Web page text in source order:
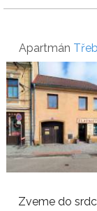
Apartmán
Zveme do